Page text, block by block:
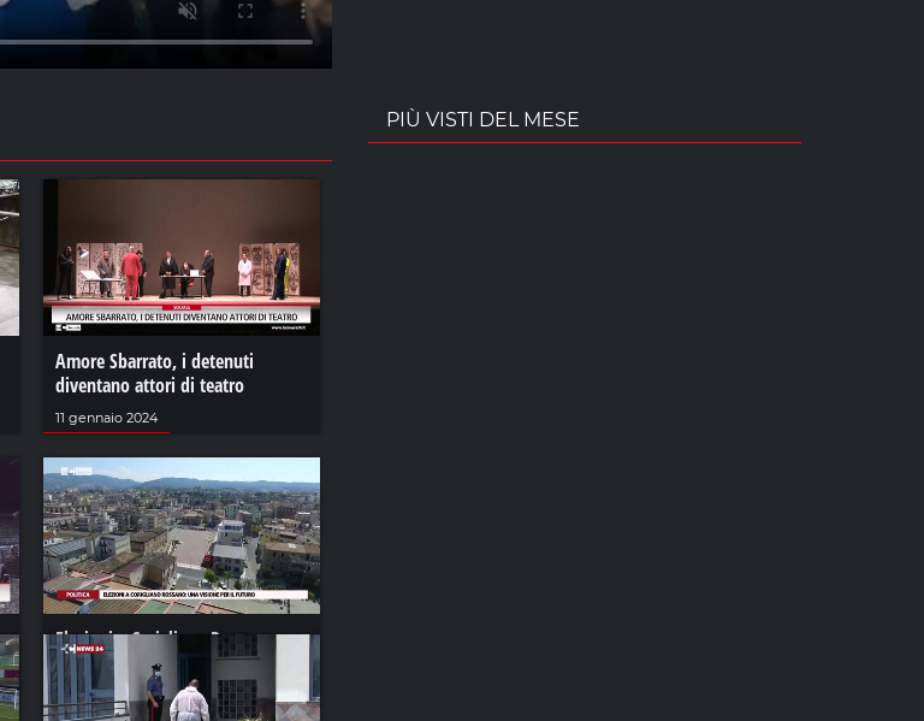
Amore Sbarrato, i detenuti
diventano attori di teatro
11 gennaio 2024
Elezioni a Corigliano Rossano:
una visione per il futuro
05 luglio 2023
PIÙ VISTI DEL MESE